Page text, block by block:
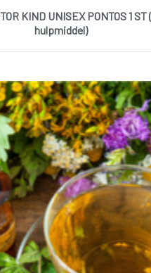
KIND UNISEX PONTOS 1
hulpmiddel)